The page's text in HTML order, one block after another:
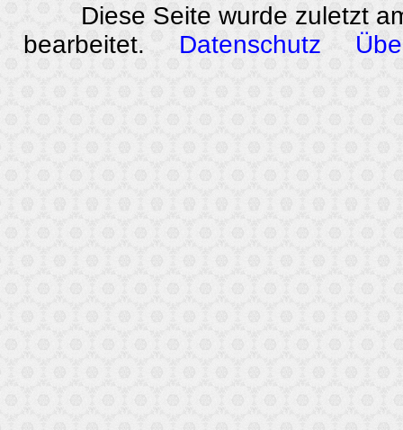
Diese Seite wurde zuletzt
bearbeitet.
Datenschutz